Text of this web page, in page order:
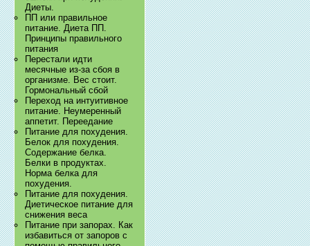
Диеты.
ПП или правильное
питание. Диета ПП.
Принципы правильного
питания
Перестали идти
месячные из-за сбоя в
организме. Вес стоит.
Гормональный сбой
Переход на интуитивное
питание. Неумеренный
аппетит. Переедание
Питание для похудения.
Белок для похудения.
Содержание белка.
Белки в продуктах.
Норма белка для
похудения.
Питание для похудения.
Диетическое питание для
снижения веса
Питание при запорах. Как
избавиться от запоров с